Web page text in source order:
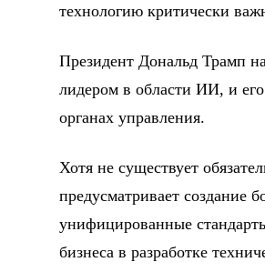
технологию критически
Президент Дональд Трамп
лидером в области ИИ, и
органах управления.
Хотя не существует
предусматривает
унифицированные
бизнеса в разработке